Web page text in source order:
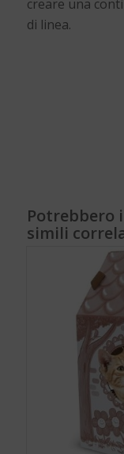
creare una
di linea.
simili